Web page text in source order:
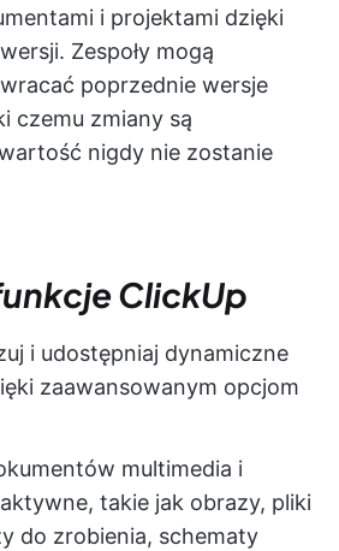
i projektami dzięki
Zespoły mogą
poprzednie wersje
czemu zmiany są
nigdy nie zostanie
ClickUp
i udostępniaj dynamiczne
zaawansowanym opcjom
multimedia i
takie jak obrazy, pliki
do zrobienia, schematy